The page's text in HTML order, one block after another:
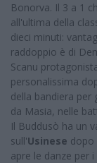
Bonorva. Il 3 a 1
all'ultima della
dieci minuti:
raddoppio è di
Scanu
personalissima
della bandiera per
da Masia, nelle
Il Buddusò ha un
sull'Usinese dopo
apre le danze per